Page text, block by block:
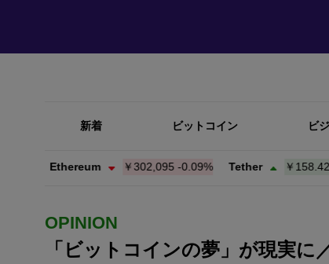
新着 ビットコイン ビ
Ethereum ￥302,095-0.09% Tether ￥158.42+0.03%
OPINION
「ビットコインの夢」が現実に